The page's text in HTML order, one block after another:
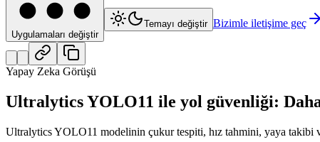
Uygulamaları değiştir
Temayı değiştir Bizimle iletişime geç
Yapay Zeka Görüşü
Ultralytics YOLO11 ile yol güvenliği:
Ultralytics YOLO11 modelinin çukur tespiti, hız tahmini, yaya takibi